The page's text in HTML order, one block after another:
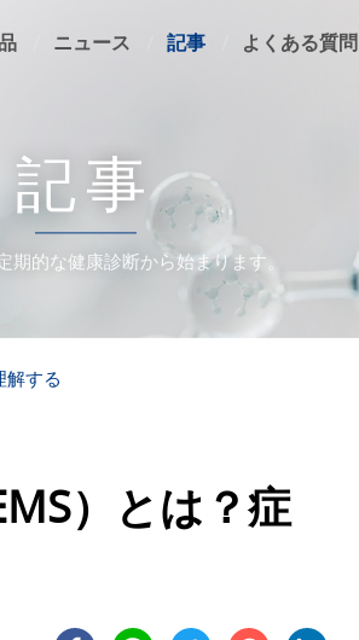
ニュース 記事 よくある質問
記事
期的な健康診断から始まります。
解する
）とは？症